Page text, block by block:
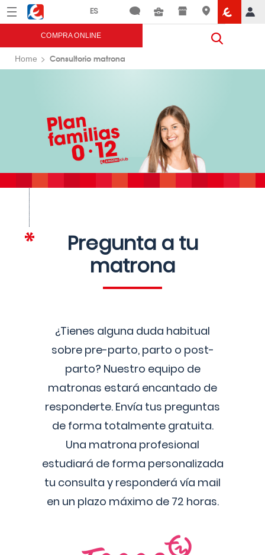
Menú Eroski
COMPRA ONLINE
Home Consultorio matrona
Pregunta a tu
matrona
¿Tienes alguna duda habitual
sobre pre-parto, parto o post-
parto? Nuestro equipo de
matronas estará encantado de
responderte. Envía tus preguntas
de forma totalmente gratuita.
Una matrona profesional
estudiará de forma personalizada
tu consulta y responderá vía mail
en un plazo máximo de 72 horas.